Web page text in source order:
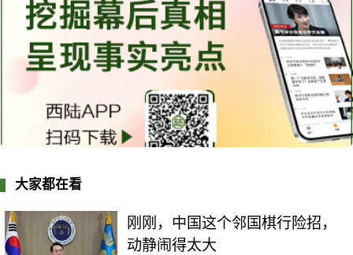
大家都在看
刚刚，中国这个邻国棋行险招，
动静闹得太大